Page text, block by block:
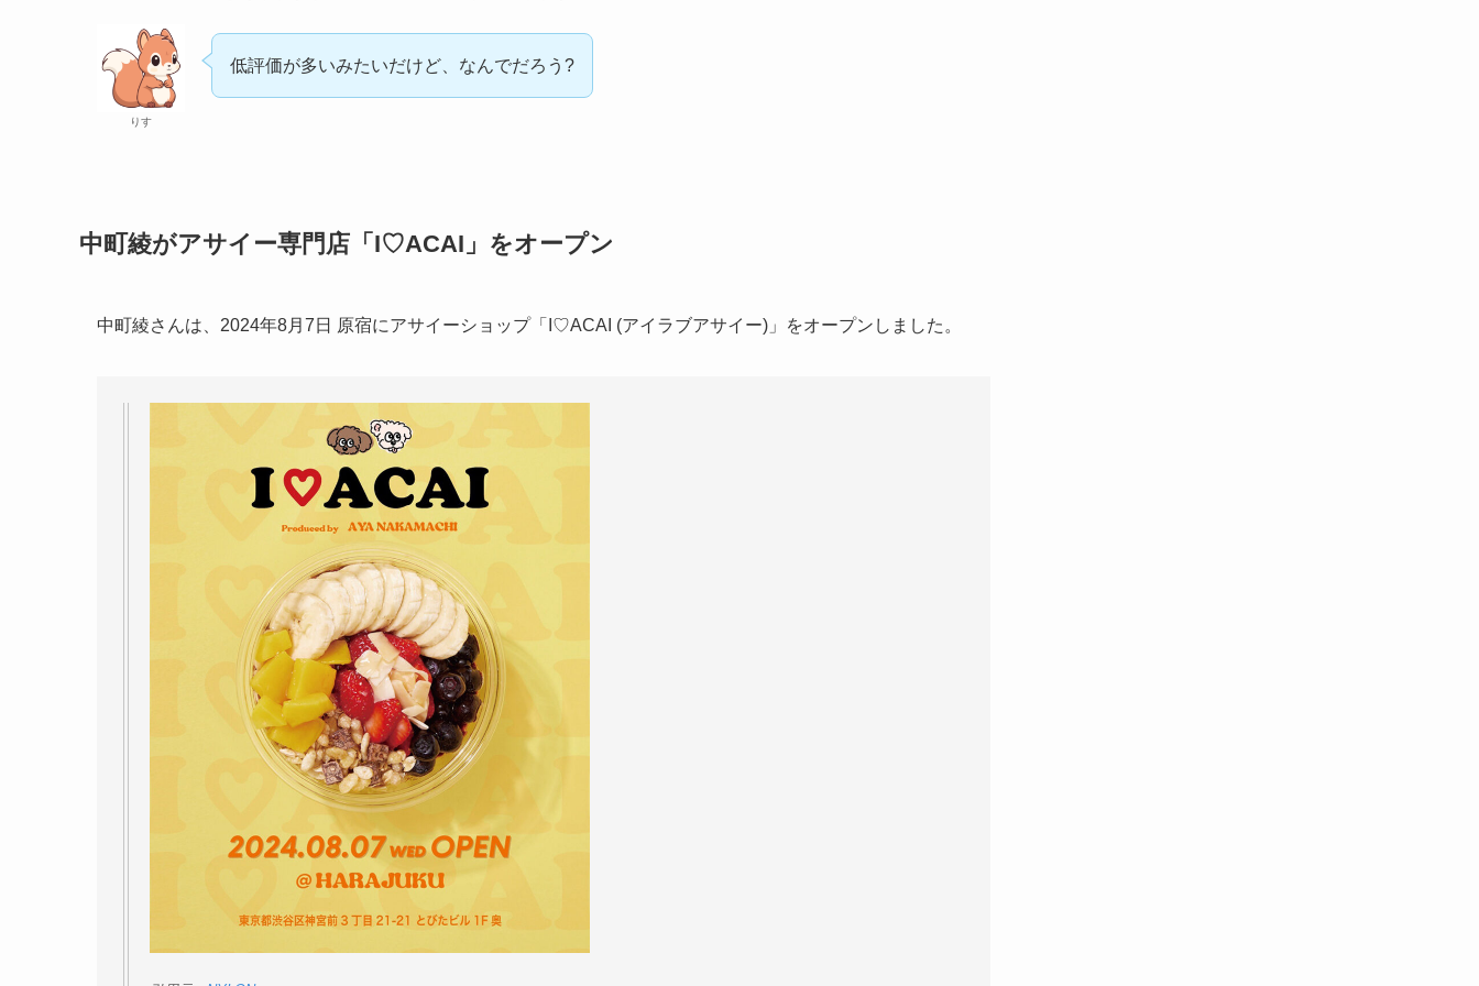
りす
低評価が多いみたいだけど、なんでだろう?
中町綾がアサイー専門店「I♡ACAI」をオープン
中町綾さんは、2024年8月7日 原宿にアサイーショップ「I♡ACAI (アイラブアサイー)」をオープンしました。